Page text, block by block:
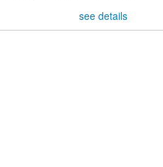
see details